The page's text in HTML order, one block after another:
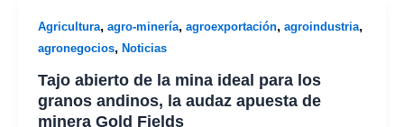
Agricultura, agro-minería, agroexportación, agroindustria,
agronegocios, Noticias
Tajo abierto de la mina ideal para los
granos andinos, la audaz apuesta de
minera Gold Fields